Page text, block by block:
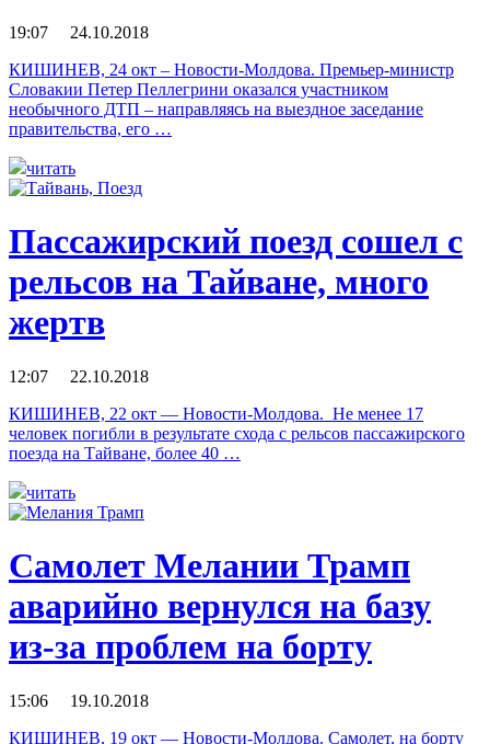
19:07 24.10.2018
КИШИНЕВ, 24 окт – Новости-Молдова. Премьер-министр
Словакии Петер Пеллегрини оказался участником
необычного ДТП – направляясь на выездное заседание
правительства, его …
читать
Пассажирский поезд сошел с
рельсов на Тайване, много
жертв
12:07 22.10.2018
КИШИНЕВ, 22 окт — Новости-Молдова. Не менее 17
человек погибли в результате схода с рельсов пассажирского
поезда на Тайване, более 40 …
читать
Самолет Мелании Трамп
аварийно вернулся на базу
из-за проблем на борту
15:06 19.10.2018
КИШИНЕВ, 19 окт — Новости-Молдова. Самолет, на борту